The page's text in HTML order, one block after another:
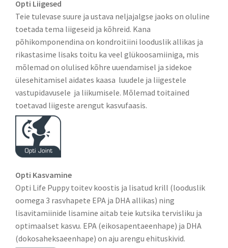
Opti Liigesed
Teie tulevase suure ja ustava neljajalgse jaoks on oluline
toetada tema liigeseid ja kõhreid. Kana
põhikomponendina on kondroitiini looduslik allikas ja
rikastasime lisaks toitu ka veel glükoosamiiniga, mis
mõlemad on olulised kõhre uuendamisel ja sidekoe
ülesehitamisel aidates kaasa luudele ja liigestele
vastupidavusele ja liikumisele. Mõlemad toitained
toetavad liigeste arengut kasvufaasis.
Opti Kasvamine
Opti Life Puppy toitev koostis ja lisatud krill (looduslik
oomega 3 rasvhapete EPA ja DHA allikas) ning
lisavitamiinide lisamine aitab teie kutsika tervisliku ja
optimaalset kasvu. EPA (eikosapentaeenhape) ja DHA
(dokosaheksaeenhape) on aju arengu ehituskivid.